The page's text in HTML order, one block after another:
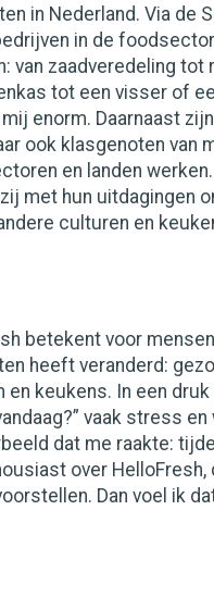
in Nederland. Via de
in de
van zaadveredeling tot
tot een visser of
enorm. Daarnaast
ook klasgenoten van
en landen
met hun uitdagingen
culturen en
betekent voor
heeft veranderd:
keukens. In een
vaak stress
dat me raakte:
over HelloFresh,
Dan voel ik